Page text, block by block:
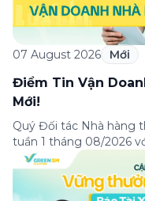
07 August 2026 Mới
Điểm Tin Vận
Mới!
Quý Đối tác Nhà hàng
tuần 1 tháng 08/2026
nhật các tính năng
Merchant, lưu ý khi vận
thông tin khuyến mại